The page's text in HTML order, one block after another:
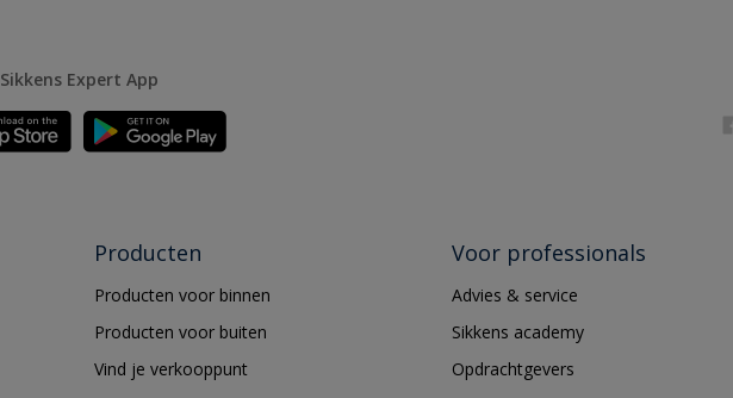
Sikkens Expert App
Producten
Producten voor binnen
Producten voor buiten
Vind je verkooppunt
Voor professionals
Advies & service
Sikkens academy
Opdrachtgevers